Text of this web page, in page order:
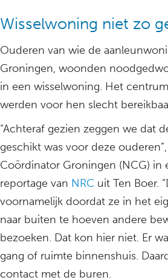
Wisselwoning niet zo
Ouderen van wie de
Groningen, woonden
in een wisselwoning. Het
werden voor hen slecht
“Achteraf gezien zeggen we dat
geschikt was voor deze
Coördinator Groningen (NCG) in
reportage van NRC uit Ten Boer.
voornamelijk doordat ze in het
naar buiten te hoeven andere
bezoeken. Dat kon hier niet. Er
gang of ruimte binnenshuis.
contact met de buren.